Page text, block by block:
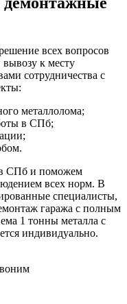
всех вопросов
к месту
сотрудничества с
металлолома;
в СПб;
СПб и поможем
всех норм. В
специалисты,
гаража с полным
1 тонны металла с
индивидуально.